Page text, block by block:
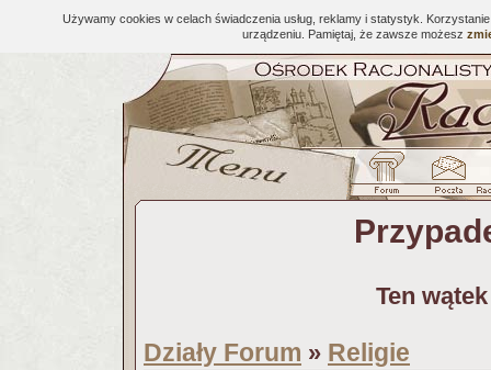
Używamy cookies w celach świadczenia usług, reklamy i statystyk.
urządzeniu. Pamiętaj, że zawsze możesz
Ten
Działy Forum » Religie